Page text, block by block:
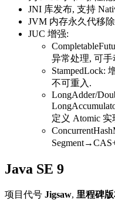
JNI 库发布, 支持
JVM 内存永久代移除
JUC 增强:
异常处理, 可手
StampedLock:
不可重入.
LongAdder/
定义 Atomic 实
Java SE 9
项目代号 Jigsaw, 里程碑